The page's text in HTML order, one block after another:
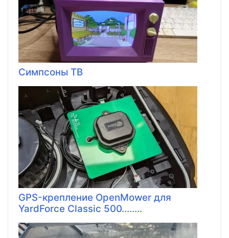
Симпсоны ТВ
GPS-крепление OpenMower для
YardForce Classic 500........